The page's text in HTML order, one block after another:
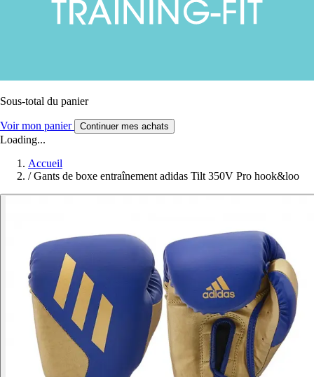
Sous-total du panier
Voir mon panier Continuer mes achats
Loading...
Accueil
/ Gants de boxe entraînement adidas Tilt 350V Pro hook&loo